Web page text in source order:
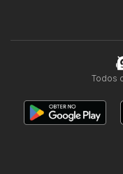
Todos